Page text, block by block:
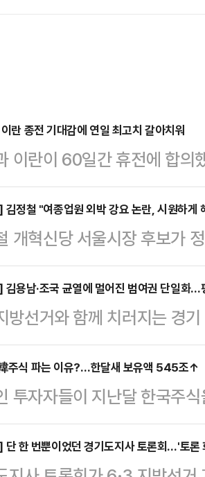
란 종전 기대감에 연일 최고치 갈아치워
이란이 60일간 휴전에 합의
이어갔다. 3대 지수는 이날
방송에 따르면 뉴욕증권거
수는 28일(현지시간) 전 거
에 마감했다. 대형주 위주
상승한 7564.58를 기록
포인트(0.93%) 오른 2만
김정철 "여종업원 외박 강요 논란, 시원하
개혁신당 서울시장 후보가
대해 "외박을 나가자고 강
청했다. 정 후보는 "토론
중앙선거관리위원회 주관
에서 "주폭 논란과 관련해
가자고 강요한 부분이 있다
시원하게 답변해 달라"고
고,…
김용남·조국 균열에 멀어진 범여권 단일화
방선거와 함께 치러지는 경
로 접어든 가운데, 선거 초반
실상 희박해졌다는 관측이
여권 성향 후보 3명이 완주
일화 논의가 수면 위로 떠오
후보가 신승했던 구도가 재
주식 파는 이유?…한달새 보유액 545조↑
투자자들이 지난달 한국주
피 상승세에 힘입어 한국주
자 일부 차익실현 및 글로벌
단 한 번뿐이었던 경기도지사 토론회…'토론